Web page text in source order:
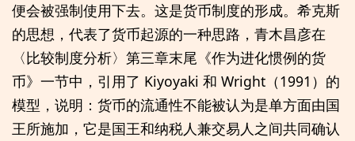
便会被强制使用下去。这是货币制度的形成。希克斯
的思想，代表了货币起源的一种思路，青木昌彦在
〈比较制度分析〉第三章末尾《作为进化惯例的货
币》一节中，引用了 Kiyoyaki 和 Wright（1991）的
模型，说明：货币的流通性不能被认为是单方面由国
王所施加，它是国王和纳税人兼交易人之间共同确认